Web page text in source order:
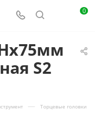
0
S2
— Торцевые головки